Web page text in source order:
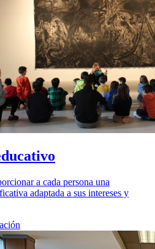
a cada persona una
adaptada a sus intereses y